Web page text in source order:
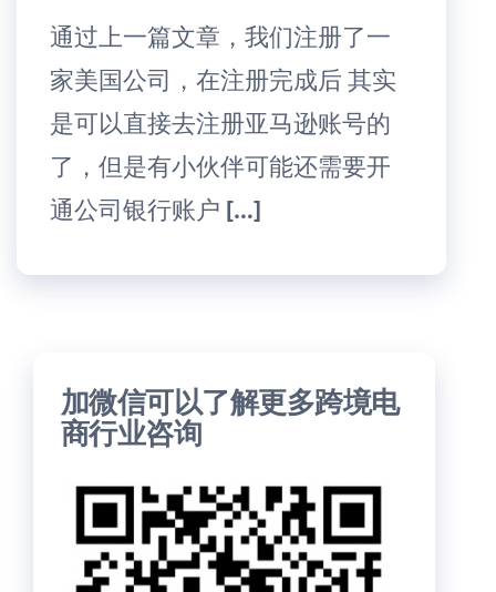
通过上一篇文章，我们注册了一
家美国公司，在注册完成后 其实
是可以直接去注册亚马逊账号的
了，但是有小伙伴可能还需要开
通公司银行账户 […]
加微信可以了解更多跨境电
商行业咨询